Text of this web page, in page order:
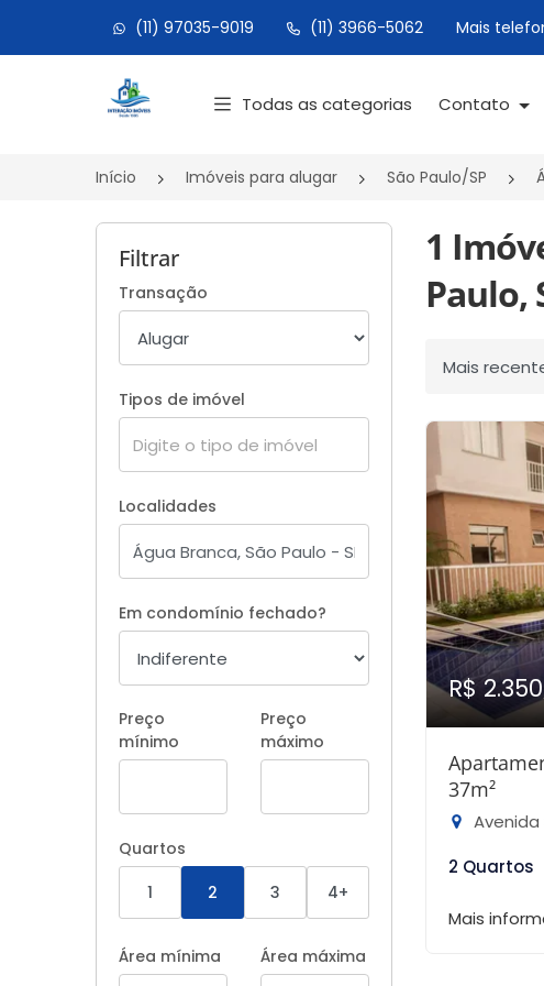
(11) 97035-9019 (11) 3966-5062 Mais
Página inicial
Todas as categorias Contato
Início Imóveis para alugar São Paulo/SP
Filtrar
Transação
Tipos de imóvel
Localidades
Em condomínio fechado?
Preço
mínimo
Preço
máximo
Quartos
1
2 3 4+
Área mínima Área máxima
1
Paulo,
Ordenar por
R$ 2.350
37m²
Avenida
2 Quartos
Mais